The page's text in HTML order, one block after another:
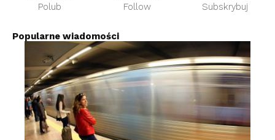
Polub Follow Subskrybuj
Popularne wiadomości